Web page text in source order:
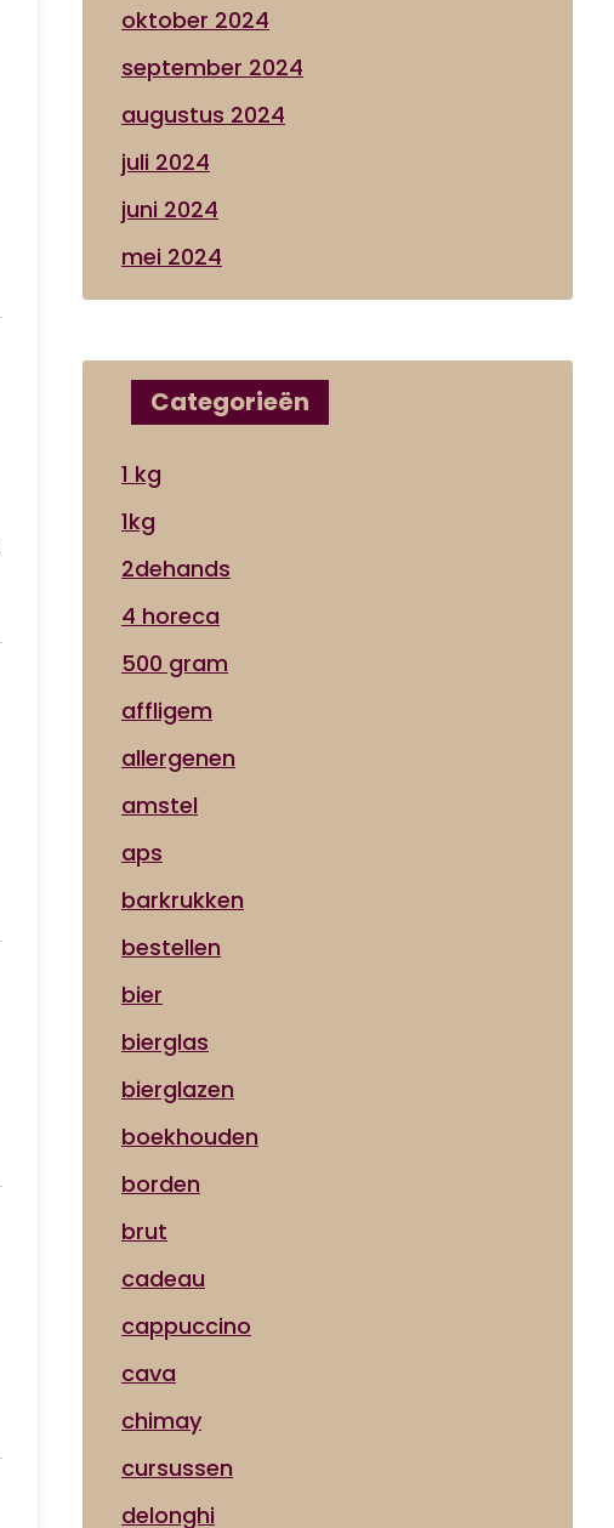
oktober 2024
september 2024
augustus 2024
juli 2024
juni 2024
mei 2024
Categorieën
1 kg
1kg
2dehands
4 horeca
500 gram
affligem
allergenen
amstel
aps
barkrukken
bestellen
bier
bierglas
bierglazen
boekhouden
borden
brut
cadeau
cappuccino
cava
chimay
cursussen
delonghi